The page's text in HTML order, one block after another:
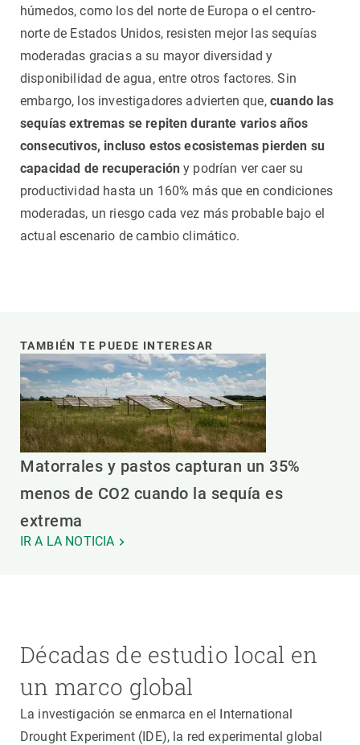
húmedos, como los del norte de Europa o el centro-
norte de Estados Unidos, resisten mejor las sequías
moderadas gracias a su mayor diversidad y
disponibilidad de agua, entre otros factores. Sin
embargo, los investigadores advierten que, cuando las
sequías extremas se repiten durante varios años
consecutivos, incluso estos ecosistemas pierden su
capacidad de recuperación y podrían ver caer su
productividad hasta un 160% más que en condiciones
moderadas, un riesgo cada vez más probable bajo el
actual escenario de cambio climático.
TAMBIÉN TE PUEDE INTERESAR
Matorrales y pastos capturan un 35%
menos de CO2 cuando la sequía es
extrema
IR A LA NOTICIA
Décadas de estudio local en
un marco global
La investigación se enmarca en el International
Drought Experiment (IDE), la red experimental global